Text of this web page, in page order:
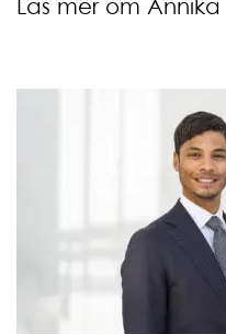
Läs mer om